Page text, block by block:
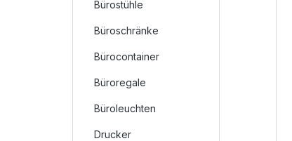
Bürostühle
Büroschränke
Bürocontainer
Büroregale
Büroleuchten
Drucker